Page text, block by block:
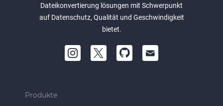
Dateikonvertierung lösungen mit Schwerpunkt
auf Datenschutz, Qualität und Geschwindigkeit
bietet.
Produkte